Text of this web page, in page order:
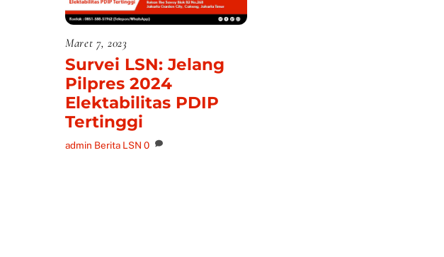
Maret 7, 2023
Survei LSN: Jelang
Pilpres 2024
Elektabilitas PDIP
Tertinggi
admin Berita LSN 0